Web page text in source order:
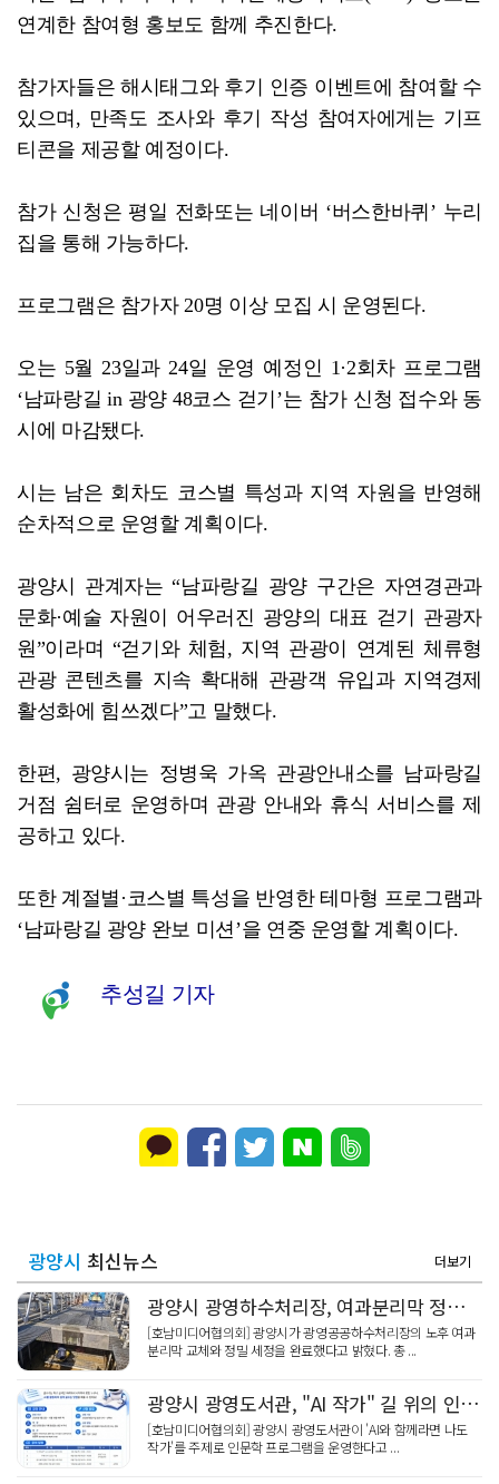
연계한 참여형 홍보도 함께 추진한다.
참가자들은 해시태그와 후기 인증 이벤트에 참여할 수
있으며, 만족도 조사와 후기 작성 참여자에게는 기프
티콘을 제공할 예정이다.
참가 신청은 평일 전화또는 네이버 ‘버스한바퀴’ 누리
집을 통해 가능하다.
프로그램은 참가자 20명 이상 모집 시 운영된다.
오는 5월 23일과 24일 운영 예정인 1·2회차 프로그램
‘남파랑길 in 광양 48코스 걷기’는 참가 신청 접수와 동
시에 마감됐다.
시는 남은 회차도 코스별 특성과 지역 자원을 반영해
순차적으로 운영할 계획이다.
광양시 관계자는 “남파랑길 광양 구간은 자연경관과
문화·예술 자원이 어우러진 광양의 대표 걷기 관광자
원”이라며 “걷기와 체험, 지역 관광이 연계된 체류형
관광 콘텐츠를 지속 확대해 관광객 유입과 지역경제
활성화에 힘쓰겠다”고 말했다.
한편, 광양시는 정병욱 가옥 관광안내소를 남파랑길
거점 쉼터로 운영하며 관광 안내와 휴식 서비스를 제
공하고 있다.
또한 계절별·코스별 특성을 반영한 테마형 프로그램과
‘남파랑길 광양 완보 미션’을 연중 운영할 계획이다.
추성길 기자
광양시 최신뉴스 더보기
광양시 광영하수처리장, 여과분리막 정밀세정 '신품 80%' 회복
[호남미디어협의회] 광양시가 광영공공하수처리장의 노후 여과
분리막 교체와 정밀 세정을 완료했다고 밝혔다. 총 ...
광양시 광영도서관, "AI 작가" 길 위의 인문학
[호남미디어협의회] 광양시 광영도서관이 'AI와 함께라면 나도
작가'를 주제로 인문학 프로그램을 운영한다고 ...